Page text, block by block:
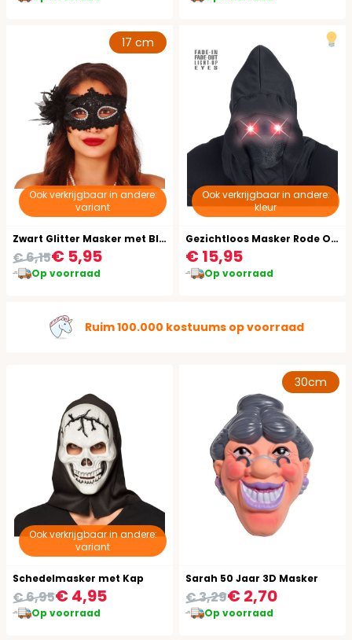
Ook verkrijgbaar in andere:
variant
17 cm
Zwart Glitter Masker met Bloemen
€ 5,95
€ 6,15
Op voorraad
Ook verkrijgbaar in andere:
kleur
Gezichtloos Masker Rode Ogen Mannen
€ 15,95
Op voorraad
Ruim 100.000 kostuums op voorraad
Ook verkrijgbaar in andere:
variant
Schedelmasker met Kap
€ 4,95
€ 6,95
Op voorraad
30cm
Sarah 50 Jaar 3D Masker
€ 2,70
€ 3,29
Op voorraad